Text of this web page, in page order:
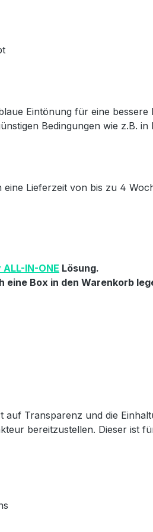
Eintönung für eine
Bedingungen wie z.B. in
Lieferzeit von bis zu 4
IN-ONE Lösung.
eine Box in den Warenkorb
Transparenz und die
bereitzustellen. Dieser ist